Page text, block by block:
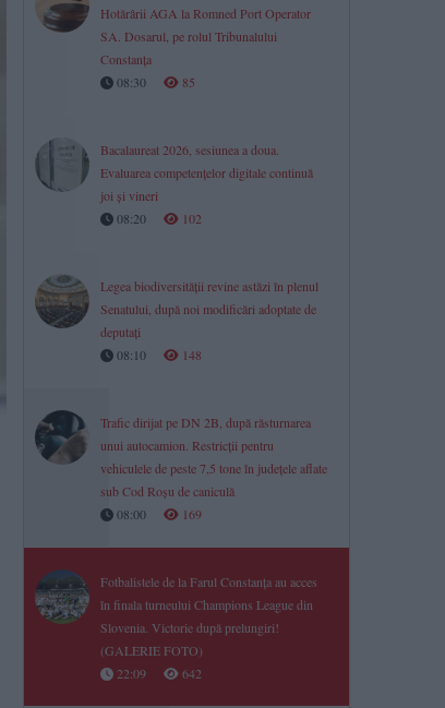
Hotărârii AGA la Romned Port Operator
SA. Dosarul, pe rolul Tribunalului
Constanța
08:30
85
Bacalaureat 2026, sesiunea a doua.
Evaluarea competențelor digitale continuă
joi și vineri
08:20
102
Legea biodiversității revine astăzi în plenul
Senatului, după noi modificări adoptate de
deputați
08:10
148
Trafic dirijat pe DN 2B, după răsturnarea
unui autocamion. Restricții pentru
vehiculele de peste 7,5 tone în județele aflate
sub Cod Roșu de caniculă
08:00
169
Fotbalistele de la Farul Constanța au acces
în finala turneului Champions League din
Slovenia. Victorie după prelungiri!
(GALERIE FOTO)
22:09
642